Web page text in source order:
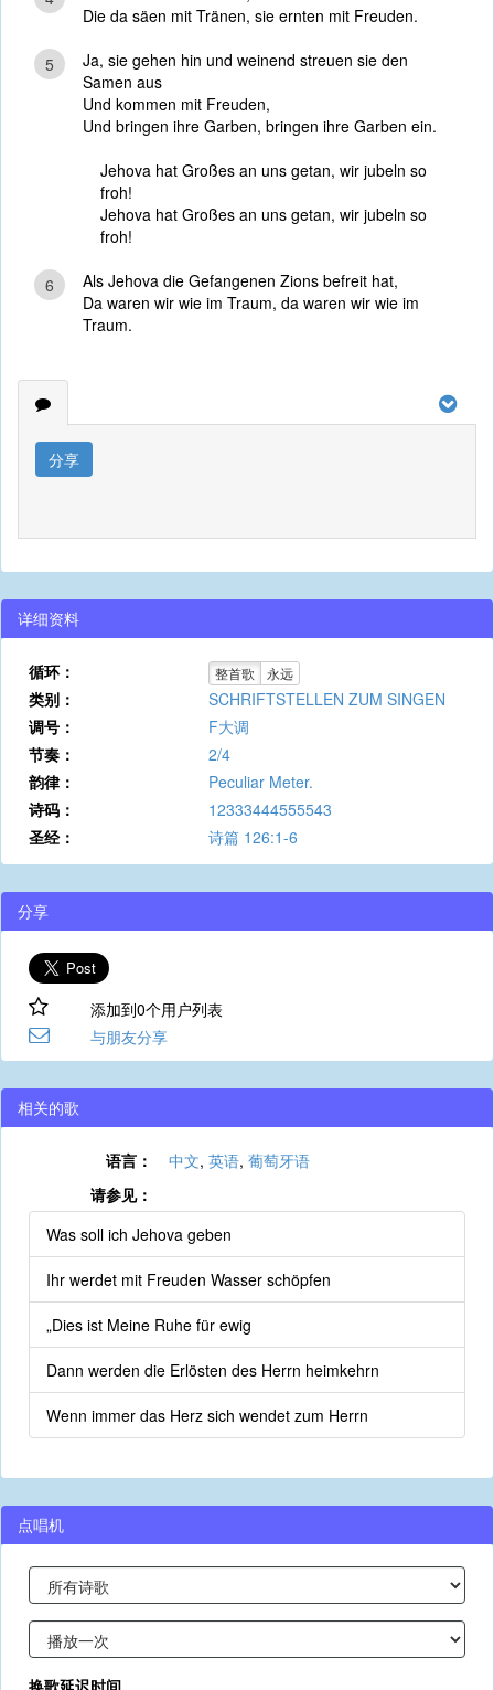
Die da säen mit Tränen, sie ernten mit Freuden.
5
Ja, sie gehen hin und weinend streuen sie den
Samen aus
Und kommen mit Freuden,
Und bringen ihre Garben, bringen ihre Garben ein.
Jehova hat Großes an uns getan, wir jubeln so
froh!
Jehova hat Großes an uns getan, wir jubeln so
froh!
6
Als Jehova die Gefangenen Zions befreit hat,
Da waren wir wie im Traum, da waren wir wie im
Traum.
分享
详细资料
循环： 整首歌 永远
类别：
SCHRIFTSTELLEN ZUM SINGEN
调号：
F大调
节奏：
2/4
韵律：
Peculiar Meter.
诗码：
12333444555543
圣经：
诗篇 126:1-6
分享
添加到0个用户列表
与朋友分享
相关的歌
语言： 中文, 英语, 葡萄牙语
请参见：
Was soll ich Jehova geben
Ihr werdet mit Freuden Wasser schöpfen
„Dies ist Meine Ruhe für ewig
Dann werden die Erlösten des Herrn heimkehrn
Wenn immer das Herz sich wendet zum Herrn
点唱机
换歌延迟时间